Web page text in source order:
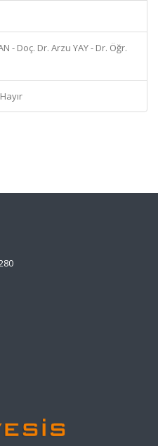
- Doç. Dr. Arzu YAY - Dr. Öğr.
Hayır